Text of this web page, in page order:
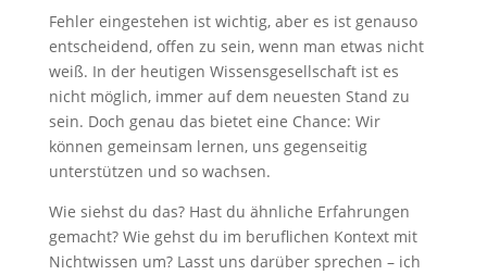
Fehler eingestehen ist wichtig, aber es ist genauso
entscheidend, offen zu sein, wenn man etwas nicht
weiß. In der heutigen Wissensgesellschaft ist es
nicht möglich, immer auf dem neuesten Stand zu
sein. Doch genau das bietet eine Chance: Wir
können gemeinsam lernen, uns gegenseitig
unterstützen und so wachsen.
Wie siehst du das? Hast du ähnliche Erfahrungen
gemacht? Wie gehst du im beruflichen Kontext mit
Nichtwissen um? Lasst uns darüber sprechen – ich